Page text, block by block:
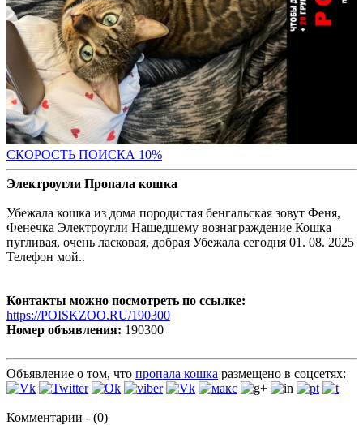
СКОРОСТЬ ПОИСКА 10%
Электроугли Пропала кошка
Убежала кошка из дома породистая бенгальская зовут Феня,
Фенечка Электроугли Нашедшему вознаграждение Кошка
пугливая, очень ласковая, добрая Убежала сегодня 01. 08. 2025
Телефон мой..
Контакты можно посмотреть по ссылке:
https://POISKZOO.RU/190300
Номер объявления: 190300
Объявление о том, что пропала кошка размещено в соцсетях:
Комментарии - (0)